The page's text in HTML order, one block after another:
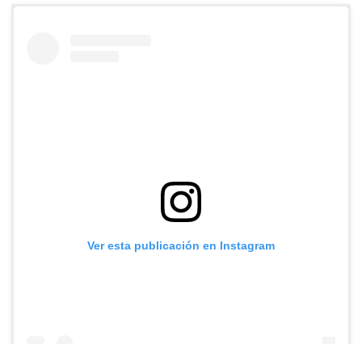
Ver esta publicación en Instagram